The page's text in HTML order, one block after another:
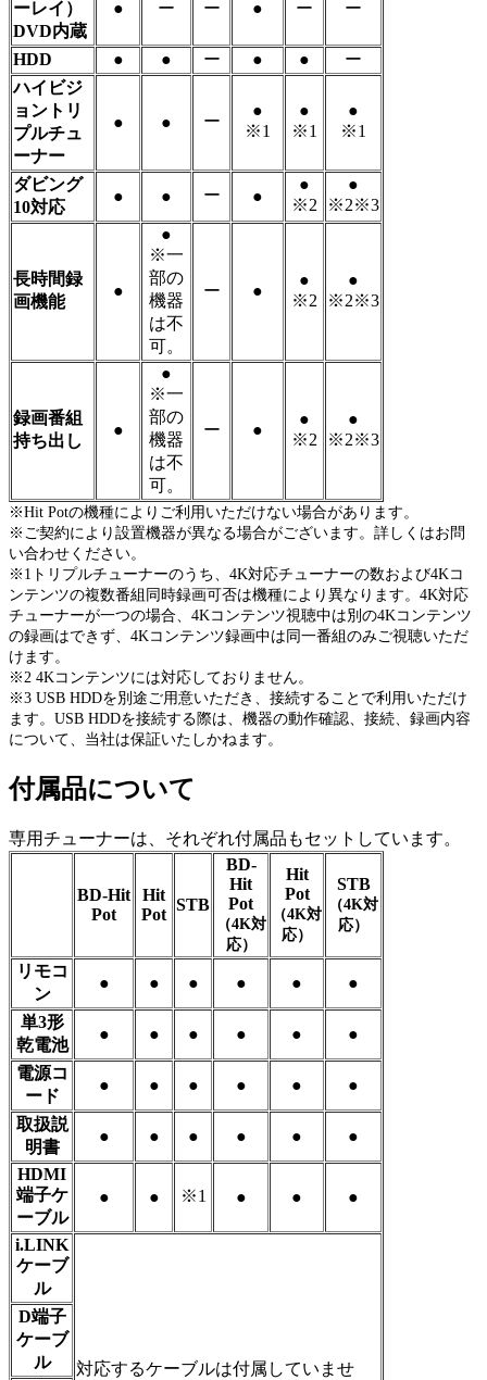
ーレイ）
DVD内蔵
● ー ー ● ー ー
HDD ● ● ー ● ●
ー
ハイビジ
ョントリ
プルチュ
ーナー
● ● ー
●
※1
●
※1
●
※1
ダビング
10対応
● ● ー ●
●
※2
●
※2※3
長時間録
画機能
●
●
※一
部の
機器
は不
可。
ー ●
●
※2
●
※2※3
録画番組
持ち出し
●
●
※一
部の
機器
は不
可。
ー ●
●
※2
●
※2※3
※Hit Potの機種によりご利用いただけない場合があります。
※ご契約により設置機器が異なる場合がございます。詳しくはお問
い合わせください。
※1トリプルチューナーのうち、4K対応チューナーの数および4Kコ
ンテンツの複数番組同時録画可否は機種により異なります。4K対応
チューナーが一つの場合、4Kコンテンツ視聴中は別の4Kコンテンツ
の録画はできず、4Kコンテンツ録画中は同一番組のみご視聴いただ
けます。
※2 4Kコンテンツには対応しておりません。
※3 USB HDDを別途ご用意いただき、接続することで利用いただけ
ます。USB HDDを接続する際は、機器の動作確認、接続、録画内容
について、当社は保証いたしかねます。
付属品について
専用チューナーは、それぞれ付属品もセットしています。
BD-Hit
Pot
Hit
Pot
STB
BD-
Hit
Pot
（4K対
応）
Hit
Pot
（4K対
応）
STB
（4K対
応）
リモコ
ン
● ● ● ● ● ●
単3形
乾電池
● ● ● ● ● ●
電源コ
ード
● ● ● ● ● ●
取扱説
明書
● ● ● ● ● ●
HDMI
端子ケ
ーブル
● ● ※1 ● ● ●
i.LINK
ケーブ
ル
対応するケーブルは付属していませ
D端子
ケーブ
ル